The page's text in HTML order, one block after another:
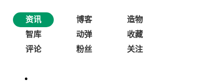
资讯 博客
造物
智库
动弹
收藏
评论
粉丝 关注